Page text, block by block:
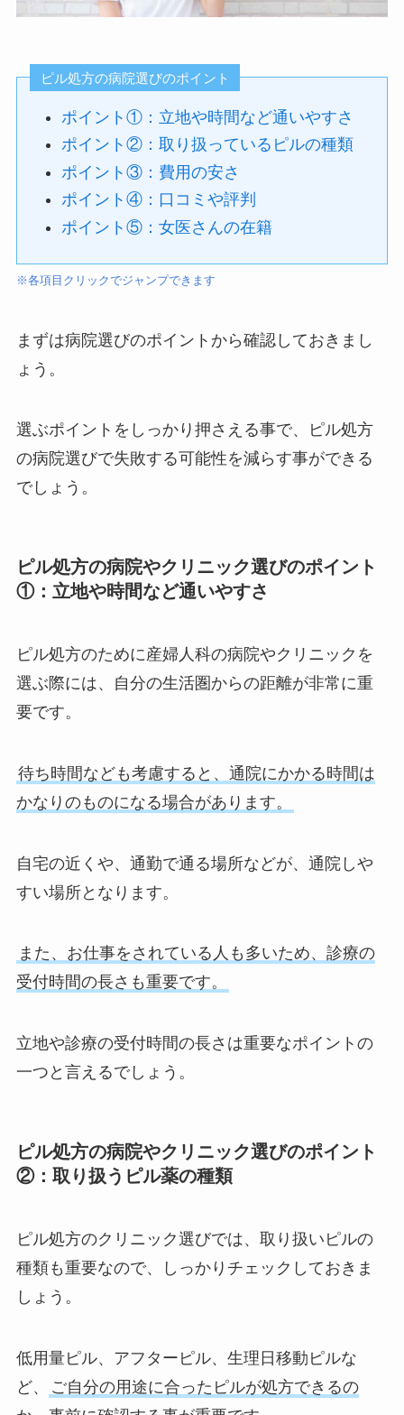
ピル処方の病院選びのポイント
ポイント①：立地や時間など通いやすさ
ポイント②：取り扱っているピルの種類
ポイント③：費用の安さ
ポイント④：口コミや評判
ポイント⑤：女医さんの在籍
※各項目クリックでジャンプできます
まずは病院選びのポイントから確認しておきまし
ょう。
選ぶポイントをしっかり押さえる事で、ピル処方
の病院選びで失敗する可能性を減らす事ができる
でしょう。
ピル処方の病院やクリニック選びのポイント
①：立地や時間など通いやすさ
ピル処方のために産婦人科の病院やクリニックを
選ぶ際には、自分の生活圏からの距離が非常に重
要です。
待ち時間なども考慮すると、通院にかかる時間は
かなりのものになる場合があります。
自宅の近くや、通勤で通る場所などが、通院しや
すい場所となります。
また、お仕事をされている人も多いため、診療の
受付時間の長さも重要です。
立地や診療の受付時間の長さは重要なポイントの
一つと言えるでしょう。
ピル処方の病院やクリニック選びのポイント
②：取り扱うピル薬の種類
ピル処方のクリニック選びでは、取り扱いピルの
種類も重要なので、しっかりチェックしておきま
しょう。
低用量ピル、アフターピル、生理日移動ピルな
ど、
ご自分の用途に合ったピルが処方できるの